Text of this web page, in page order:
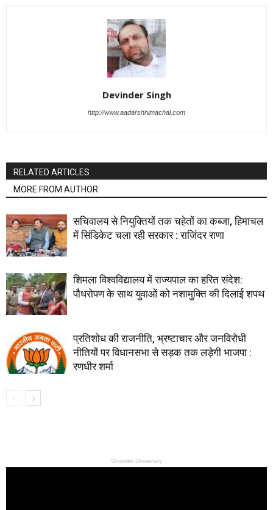
Devinder Singh
http://www.aadarshhimachal.com
RELATED ARTICLES
MORE FROM AUTHOR
सचिवालय से नियुक्तियों तक चहेतों का कब्जा, हिमाचल
में सिंडिकेट चला रही सरकार : राजिंदर राणा
शिमला विश्वविद्यालय में राज्यपाल का हरित संदेश:
पौधरोपण के साथ युवाओं को नशामुक्ति की दिलाई शपथ
प्रतिशोध की राजनीति, भ्रष्टाचार और जनविरोधी
नीतियों पर विधानसभा से सड़क तक लड़ेगी भाजपा :
रणधीर शर्मा
Shoolini University